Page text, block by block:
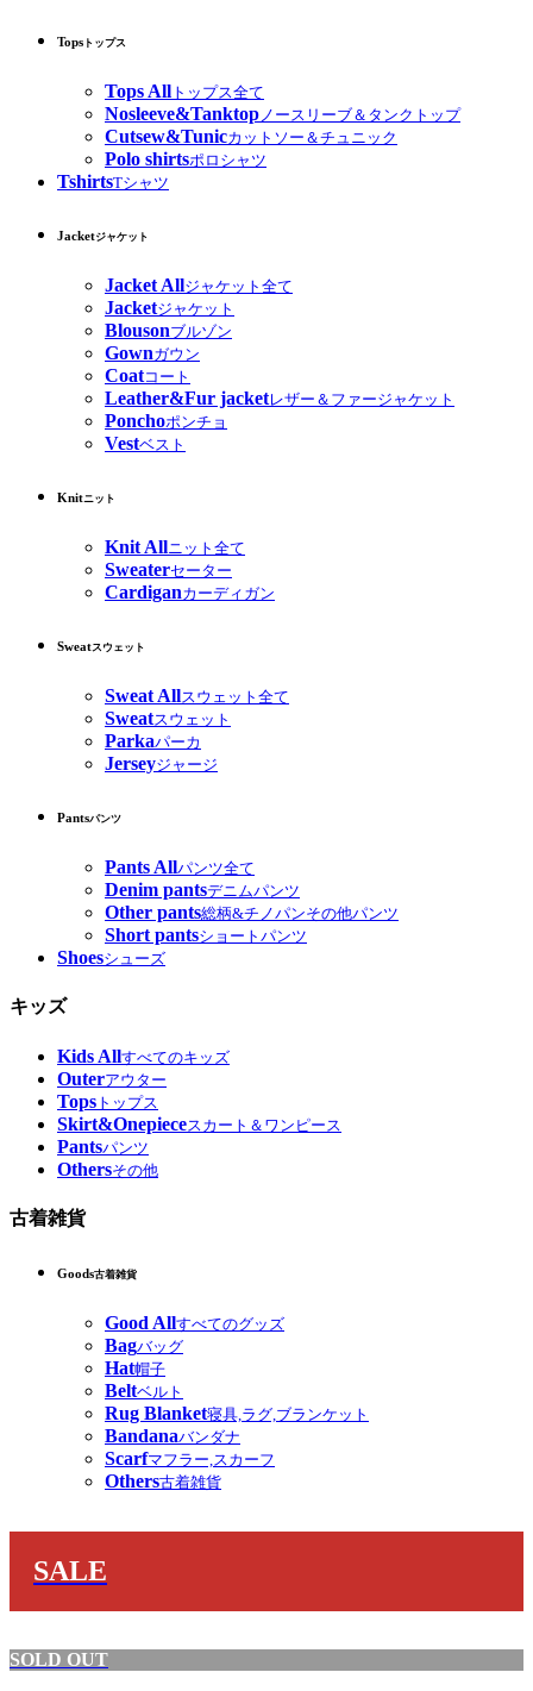
Tops トップス
Tops All トップス全て
Nosleeve&Tanktopノースリーブ＆タンクトップ
Cutsew&Tunicカットソー＆チュニック
Polo shirtsポロシャツ
TshirtsTシャツ
Jacketジャケット
Jacket Allジャケット全て
Jacketジャケット
Blousonブルゾン
Gownガウン
Coatコート
Leather&Fur jacketレザー＆ファージャケット
Ponchoポンチョ
Vestベスト
Knitニット
Knit Allニット全て
Sweaterセーター
Cardiganカーディガン
Sweatスウェット
Sweat Allスウェット全て
Sweatスウェット
Parkaパーカ
Jerseyジャージ
Pantsパンツ
Pants Allパンツ全て
Denim pantsデニムパンツ
Other pants総柄&チノパンその他パンツ
Short pantsショートパンツ
Shoesシューズ
キッズ
Kids Allすべてのキッズ
Outerアウター
Tops トップス
Skirt&Onepieceスカート＆ワンピース
Pantsパンツ
Othersその他
古着雑貨
Goods古着雑貨
Good Allすべてのグッズ
Bagバッグ
Hat帽子
Beltベルト
Rug Blanket寝具,ラグ,ブランケット
Bandanaバンダナ
Scarfマフラー,スカーフ
Others古着雑貨
SALE
SOLD OUT